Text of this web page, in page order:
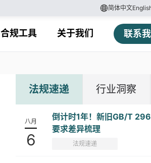
简体中文
合规工具 关于我们 联系
法规速递 行业洞察
八月
6
倒计时1年！新旧GB/T
要求差异梳理
法规速递